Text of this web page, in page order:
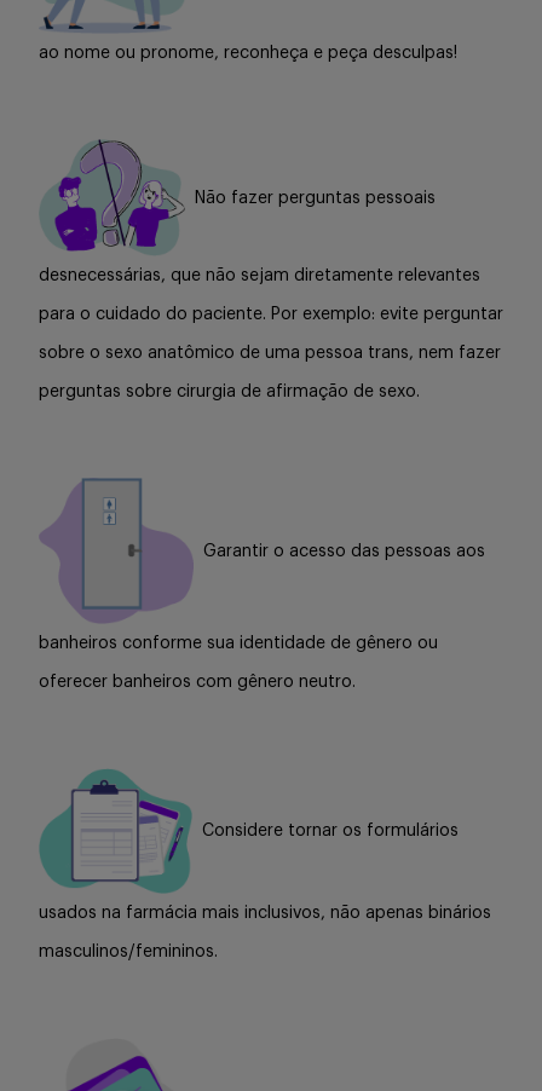
ao nome ou pronome, reconheça e peça desculpas!
Não fazer perguntas pessoais
desnecessárias, que não sejam diretamente relevantes
para o cuidado do paciente. Por exemplo: evite perguntar
sobre o sexo anatômico de uma pessoa trans, nem fazer
perguntas sobre cirurgia de afirmação de sexo.
Garantir o acesso das pessoas aos
banheiros conforme sua identidade de gênero ou
oferecer banheiros com gênero neutro.
Considere tornar os formulários
usados na farmácia mais inclusivos, não apenas binários
masculinos/femininos.